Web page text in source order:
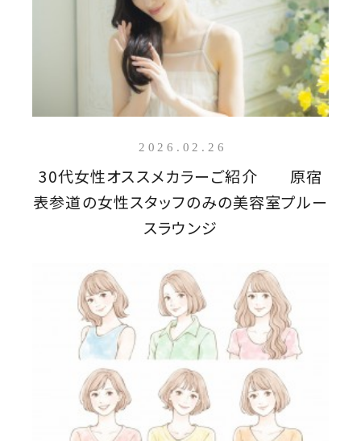
2026.02.26
30代女性オススメカラーご紹介 原宿
表参道の女性スタッフのみの美容室プルー
スラウンジ